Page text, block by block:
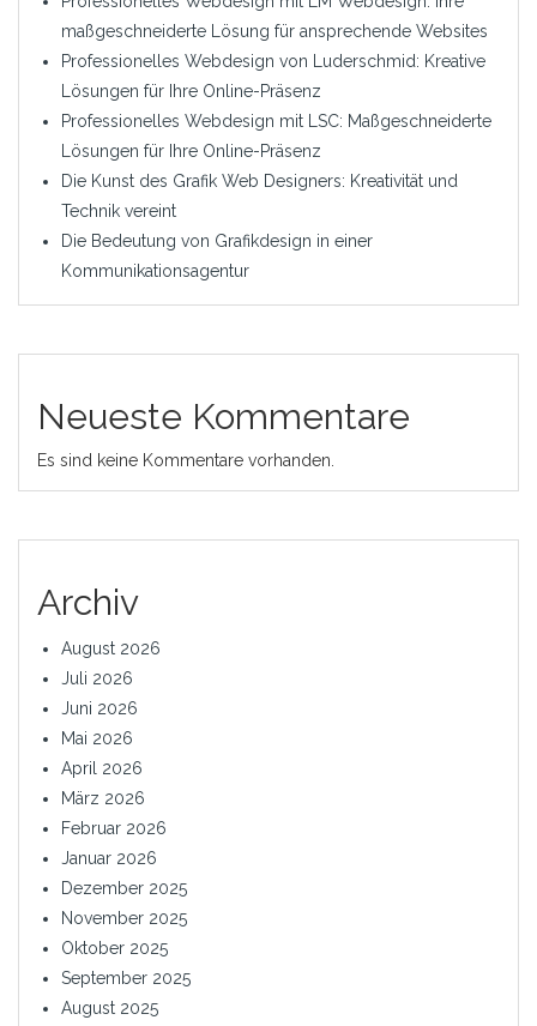
maßgeschneiderte Lösung für ansprechende Websites
Professionelles Webdesign von Luderschmid: Kreative
Lösungen für Ihre Online-Präsenz
Professionelles Webdesign mit LSC: Maßgeschneiderte
Lösungen für Ihre Online-Präsenz
Die Kunst des Grafik Web Designers: Kreativität und
Technik vereint
Die Bedeutung von Grafikdesign in einer
Kommunikationsagentur
Neueste Kommentare
Es sind keine Kommentare vorhanden.
Archiv
August 2026
Juli 2026
Juni 2026
Mai 2026
April 2026
März 2026
Februar 2026
Januar 2026
Dezember 2025
November 2025
Oktober 2025
September 2025
August 2025